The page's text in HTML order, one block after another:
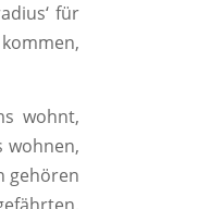
für
wohnt,
wohnen,
gehören